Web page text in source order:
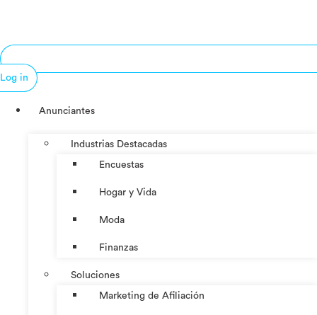
Log in
Anunciantes
Industrias Destacadas
Encuestas
Hogar y Vida
Moda
Finanzas
Soluciones
Marketing de Afiliación